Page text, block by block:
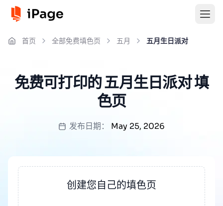
首页 全部免费填色页 五月 五月生日派对
免费可打印的 五月生日派对 填
色页
发布日期： May 25, 2026
创建您自己的填色页